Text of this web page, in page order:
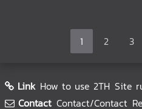
1 2 3
Link How to use 2TH Site
Contact Contact/Contact